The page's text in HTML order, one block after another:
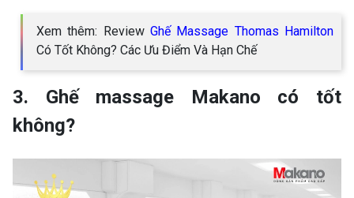
Xem thêm: Review Ghế Massage Thomas Hamilton
Có Tốt Không? Các Ưu Điểm Và Hạn Chế
3. Ghế massage Makano có tốt
không?